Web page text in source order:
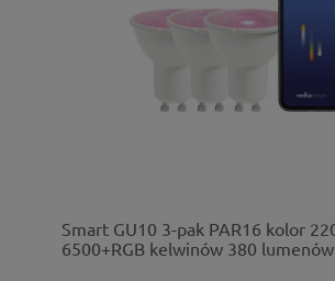
Smart GU10 3-pak PAR16 kolor
6500+RGB kelwinów 380